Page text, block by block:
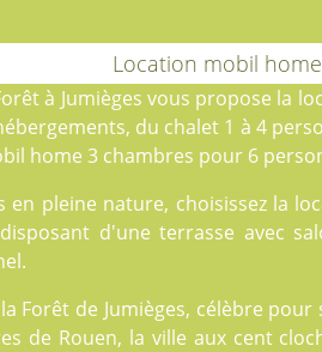
Location mobil
à Jumièges vous propose la
du chalet 1 à 4
home 3 chambres pour 6
en pleine nature, choisissez la
d'une terrasse avec
Forêt de Jumièges, célèbre
de Rouen, la ville aux cent